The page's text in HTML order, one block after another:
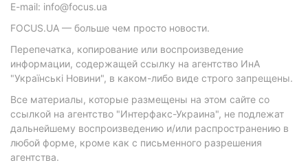
E-mail: info@focus.ua
FOCUS.UA — больше чем просто новости.
Перепечатка, копирование или воспроизведение
информации, содержащей ссылку на агентство ИнА
"Українські Новини", в каком-либо виде строго запрещены.
Все материалы, которые размещены на этом сайте со
ссылкой на агентство "Интерфакс-Украина", не подлежат
дальнейшему воспроизведению и/или распространению в
любой форме, кроме как с письменного разрешения
агентства.